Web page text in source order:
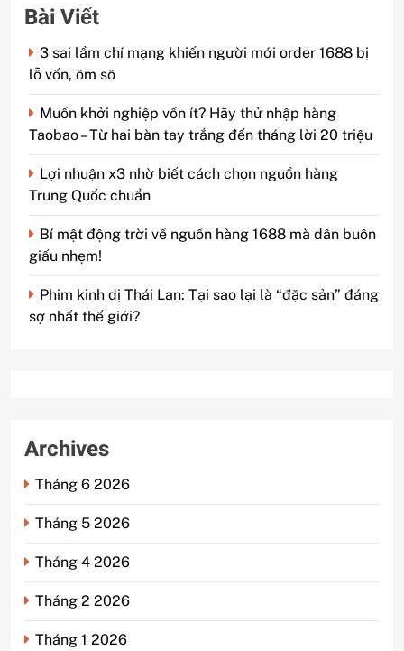
Bài Viết
3 sai lầm chí mạng khiến người mới order 1688 bị
lỗ vốn, ôm sô
Muốn khởi nghiệp vốn ít? Hãy thử nhập hàng
Taobao – Từ hai bàn tay trắng đến tháng lời 20 triệu
Lợi nhuận x3 nhờ biết cách chọn nguồn hàng
Trung Quốc chuẩn
Bí mật động trời về nguồn hàng 1688 mà dân buôn
giấu nhẹm!
Phim kinh dị Thái Lan: Tại sao lại là “đặc sản” đáng
sợ nhất thế giới?
Archives
Tháng 6 2026
Tháng 5 2026
Tháng 4 2026
Tháng 2 2026
Tháng 1 2026